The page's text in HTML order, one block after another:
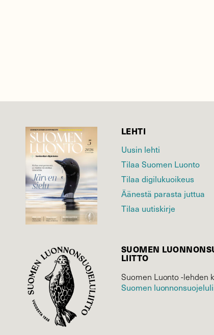
LEHTI
Uusin lehti
Tilaa Suomen Luonto
Tilaa digilukuoikeus
Äänestä parasta juttua
Tilaa uutiskirje
SUOMEN
LIITTO
Suomen Luonto -lehden
Suomen